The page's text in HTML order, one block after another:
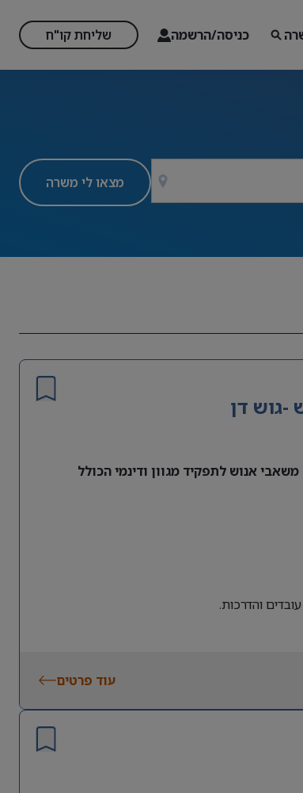
כניסה/הרשמה שליחת קו"ח
מצאו לי משרה
-גוש דן
אנוש לתפקיד מגוון ודינמי הכולל
והדרכות.
עוד פרטים